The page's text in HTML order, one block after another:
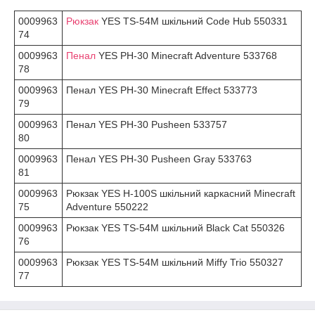
0009963
74
Рюкзак YES TS-54M шкільний Code Hub 550331
0009963
78
Пенал YES PH-30 Minecraft Adventure 533768
0009963
79
Пенал YES PH-30 Minecraft Effect 533773
0009963
80
Пенал YES PH-30 Pusheen 533757
0009963
81
Пенал YES PH-30 Pusheen Gray 533763
0009963
75
Рюкзак YES H-100S шкільний каркасний Minecraft
Adventure 550222
0009963
76
Рюкзак YES TS-54M шкільний Black Cat 550326
0009963
77
Рюкзак YES TS-54M шкільний Miffy Trio 550327